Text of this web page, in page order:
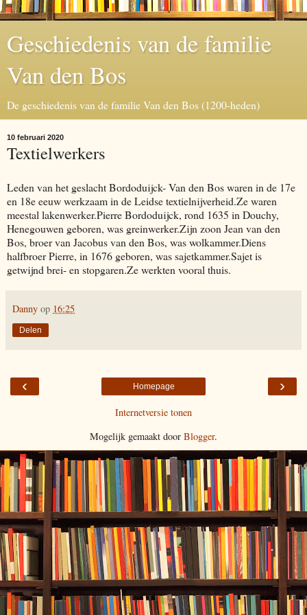
Geschiedenis van de familie
Van den Bos
De geschiedenis van de familie Van den Bos (1200-heden)
10 februari 2020
Textielwerkers
Leden van het geslacht Bordoduijck- Van den Bos waren in de 17e
en 18e eeuw werkzaam in de Leidse textielnijverheid.Ze waren
meestal lakenwerker.Pierre Bordoduijck, rond 1635 in Douchy,
Henegouwen geboren, was greinwerker.Zijn zoon Jean van den
Bos, broer van Jacobus van den Bos, was wolkammer.Diens
halfbroer Pierre, in 1676 geboren, was sajetkammer.Sajet is
getwijnd brei- en stopgaren.Ze werkten vooral thuis.
Danny op 16:25
Delen
‹ ›
Homepage
Internetversie tonen
Mogelijk gemaakt door Blogger.